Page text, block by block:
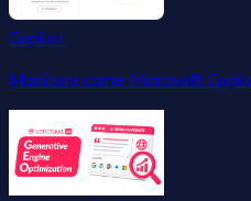
Copilot
Monitora come Microsoft